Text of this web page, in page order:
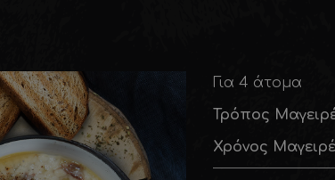
Για 4 άτομα
Τρόπος
Χρόνος